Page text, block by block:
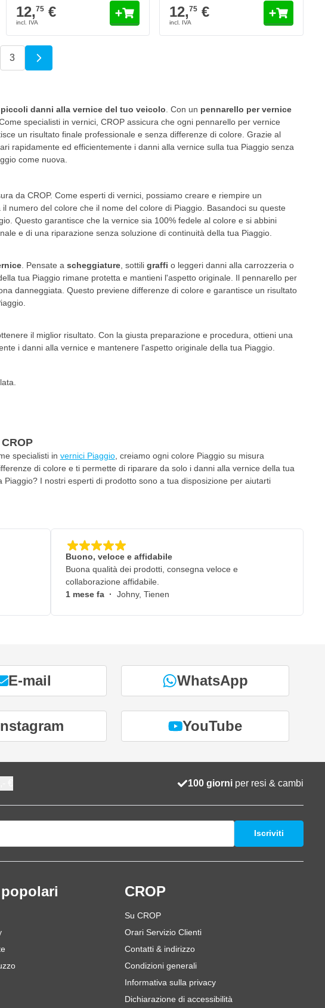
12,75€ 12,75 €
stai leggendo la pagina
Pagina
3
piccoli danni alla vernice del tuo veicolo . Con un pennarello per vernice
specialisti in vernici, CROP assicura che ogni pennarello per vernice
un risultato finale professionale e senza differenze di colore. Grazie al
rapidamente ed efficientemente i danni alla vernice sulla tua Piaggio senza
come nuova.
da CROP. Come esperti di vernici, possiamo creare e riempire un
il numero del colore che il nome del colore di Piaggio. Basandoci su queste
Questo garantisce che la vernice sia 100% fedele al colore e si abbini
e di una riparazione senza soluzione di continuità della tua Piaggio.
. Pensate a scheggiature, sottili graffi o leggeri danni alla carrozzeria o
tua Piaggio rimane protetta e mantieni l'aspetto originale. Il pennarello per
danneggiata. Questo previene differenze di colore e garantisce un risultato
il miglior risultato. Con la giusta preparazione e procedura, ottieni una
i danni alla vernice e mantenere l'aspetto originale della tua Piaggio.
specialisti in vernici Piaggio, creiamo ogni colore Piaggio su misura
di colore e ti permette di riparare da solo i danni alla vernice della tua
I nostri esperti di prodotto sono a tua disposizione per aiutarti
Buono, veloce e affidabile
Buona qualità dei prodotti, consegna veloce e
collaborazione affidabile.
1 mese fa · Johny, Tienen
E-mail WhatsApp
YouTube
100 giorni per resi & cambi
Iscriviti
CROP
Su CROP
Orari Servizio Clienti
Contatti & indirizzo
Condizioni generali
Informativa sulla privacy
Dichiarazione di accessibilità